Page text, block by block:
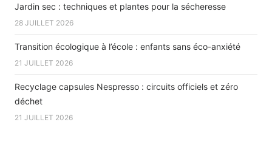
Jardin sec : techniques et plantes pour la sécheresse
28 JUILLET 2026
Transition écologique à l’école : enfants sans éco-anxiété
21 JUILLET 2026
Recyclage capsules Nespresso : circuits officiels et zéro
déchet
21 JUILLET 2026